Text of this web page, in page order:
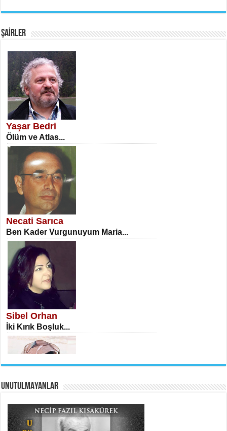
SATILMIŞ ÜMİT ÇETİNKAYA
Erkenlik...
NECLA DİLEK ARSLAN
Öğretmenler Günü Mahkemesi...
İSA KARATEPE
Ekranlar Arasında Kaybolan İnsan...
AHMET URFALI
Tahlil Denemesi...
ŞAİRLER
Yaşar Bedri
Ölüm ve Atlas...
Necati Sarıca
Ben Kader Vurgunuyum Maria...
Sibel Orhan
İki Kırık Boşluk...
Meral Yağmur
Eski Bir Şiir...
UNUTULMAYANLAR